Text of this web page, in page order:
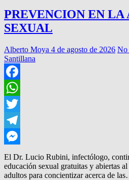
PREVENCION EN
SEXUAL
Alberto Moya 4 de agosto de 2026 No
Santillana
Facebook
WhatsApp
Twitter
Telegram
Messenger
El Dr. Lucio Rubini, infectólogo,
educación sexual gratuitas y abiertas
adultos para concientizar acerca de